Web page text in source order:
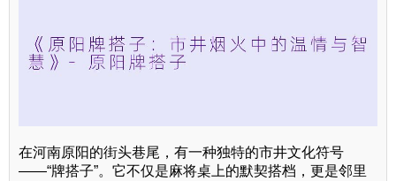
在河南原阳的街头巷尾，有一种独特的市井文化符号
——“牌搭子”。它不仅是麻将桌上的默契搭档，更是邻里